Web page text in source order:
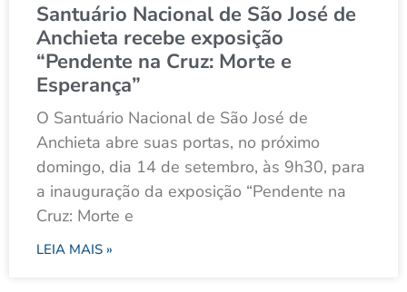
Santuário Nacional de São José de
Anchieta recebe exposição
“Pendente na Cruz: Morte e
Esperança”
O Santuário Nacional de São José de
Anchieta abre suas portas, no próximo
domingo, dia 14 de setembro, às 9h30, para
a inauguração da exposição “Pendente na
Cruz: Morte e
LEIA MAIS »